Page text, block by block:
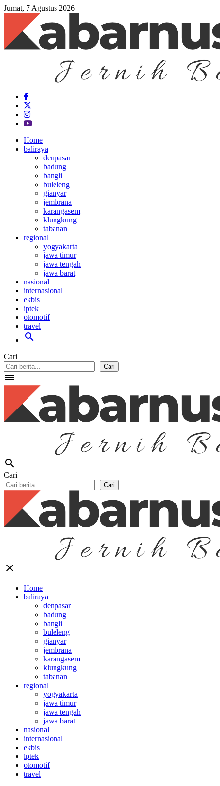
Jumat, 7 Agustus 2026
Home
baliraya
denpasar
badung
bangli
buleleng
gianyar
jembrana
karangasem
klungkung
tabanan
regional
yogyakarta
jawa timur
jawa tengah
jawa barat
nasional
internasional
ekbis
iptek
otomotif
travel
search
Cari
Cari
menu
search
Cari
Cari
close
Home
baliraya
denpasar
badung
bangli
buleleng
gianyar
jembrana
karangasem
klungkung
tabanan
regional
yogyakarta
jawa timur
jawa tengah
jawa barat
nasional
internasional
ekbis
iptek
otomotif
travel